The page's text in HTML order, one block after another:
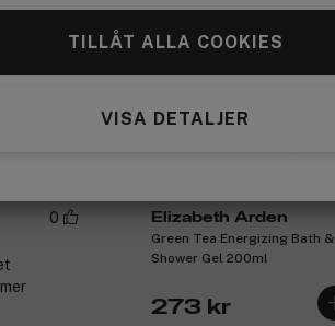
TILLÅT ALLA COOKIES
VISA DETALJER
Elizabeth Arden
Green Tea Energizing Bath &
Shower Gel 200ml
273 kr
0